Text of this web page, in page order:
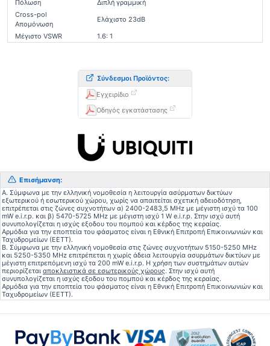
Πόλωση
Διπλή γραμμική
Cross-pol
Απομόνωση
Ελάχιστο 23dB
Μέγιστο VSWR
1.6: 1
Σύνδεσμοι Προϊόντος:
Εγχειρίδιο
Οδηγός εγκατάστασης
Επισήμανση:
Α. Σύμφωνα με την ελληνική νομοθεσία η λειτουργία ασύρματων δικτύων
εξωτερικού ή εσωτερικού χώρου, χωρίς να απαιτείται σχετική αδειοδότηση,
επιτρέπεται στις ζώνες συχνοτήτων α) 2400-2483,5 MHz με μέγιστη ισχύ τα 100
mW e.i.r.p. και β) 5470-5725 MHz με μέγιστη ισχύ 1 W e.i.r.p. Στην ισχύ αυτή
συνυπολογίζεται η ισχύς εξοδου του πομπού και κέρδος της κεραίας.
Αρμόδια για την εποπτεία του φάσματος είναι η Εθνική Επιτροπή Επικοινωνιών και
Ταχυδρομείων (ΕΕΤΤ).
Β. Σύμφωνα με την ελληνική νομοθεσία στις ζώνες συχνοτήτων 5150-5250 MHz
και 5250-5350 MHz επιτρέπεται η χωρίς άδεια λειτουργία ασυρμάτων δικτύων με
μέγιστη επιτρεπόμενη ισχύ τα 200 mW e.i.r.p. Η χρήση των συστημάτων αυτών
περιορίζεται αποκλειστικά σε εσωτερικούς χώρους. Στην ισχύ αυτή
συνυπολογίζεται η ισχύς εξοδου του πομπού και κέρδος της κεραίας.
Αρμόδια για την εποπτεία του φάσματος είναι η Εθνική Επιτροπή Επικοινωνιών και
Ταχυδρομείων (ΕΕΤΤ).